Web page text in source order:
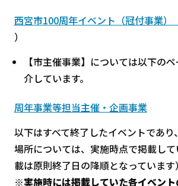
西宮市100周年イベント（冠付事業）
）
【市主催事業】については以下の
介しています。
周年事業等担当主催・企画事業
以下はすべて終了したイベントであ
場所については、実施時点で掲載し
載は原則終了日の降順となっています
※実施時には掲載していた各イベント